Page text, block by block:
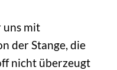
uns mit
der Stange, die
nicht überzeugt